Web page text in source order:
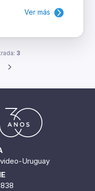
Ver más
3
Uruguay